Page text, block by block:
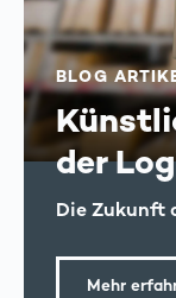
BLOG
der
Die Zukunft
Mehr